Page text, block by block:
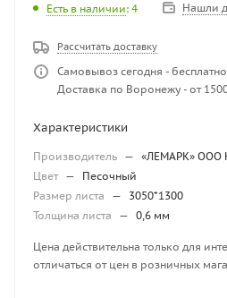
Есть в наличии: 4 Нашли
Рассчитать доставку
Самовывоз сегодня - бесплатно
Доставка по Воронежу - от
Характеристики
Производитель — «ЛЕМАРК» ООО
Цвет —
Песочный
Размер листа
—
3050*1300
Толщина листа
— 0,6 мм
Цена действительна только для
отличаться от цен в розничных